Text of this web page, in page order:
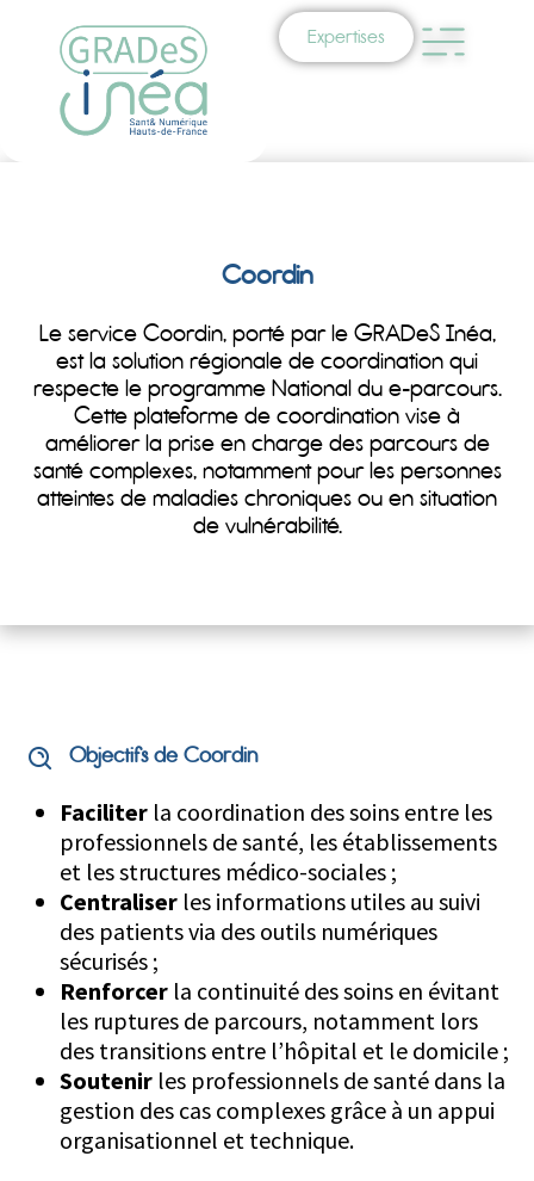
Expertises
Coordin
Le service Coordin, porté par le GRADeS Inéa,
est la solution régionale de coordination qui
respecte le programme National du e-parcours.
Cette plateforme de coordination vise à
améliorer la prise en charge des parcours de
santé complexes, notamment pour les personnes
atteintes de maladies chroniques ou en situation
de vulnérabilité.
Objectifs de Coordin
Faciliter la coordination des soins entre les
professionnels de santé, les établissements
et les structures médico-sociales ;
Centraliser les informations utiles au suivi
des patients via des outils numériques
sécurisés ;
Renforcer la continuité des soins en évitant
les ruptures de parcours, notamment lors
des transitions entre l’hôpital et le domicile ;
Soutenir les professionnels de santé dans la
gestion des cas complexes grâce à un appui
organisationnel et technique.